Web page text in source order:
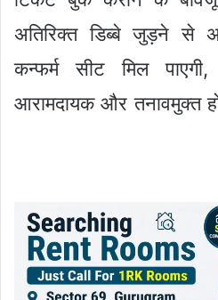
अतिरिक्त डिब्बे जुड़ने से
कन्फर्म सीट मिल
आरामदायक और तनावमुक्त